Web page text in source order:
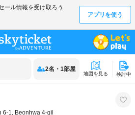
2名 ・ 1部屋
地図を見る 検討中
6-1, Beonhwa 4-gil